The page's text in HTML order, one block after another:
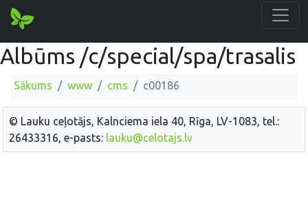
Albūms /c/special/spa/trasalis
Sākums www cms c00186
© Lauku ceļotājs, Kalnciema iela 40, Rīga, LV-1083, tel.:
26433316, e-pasts: lauku@celotajs.lv